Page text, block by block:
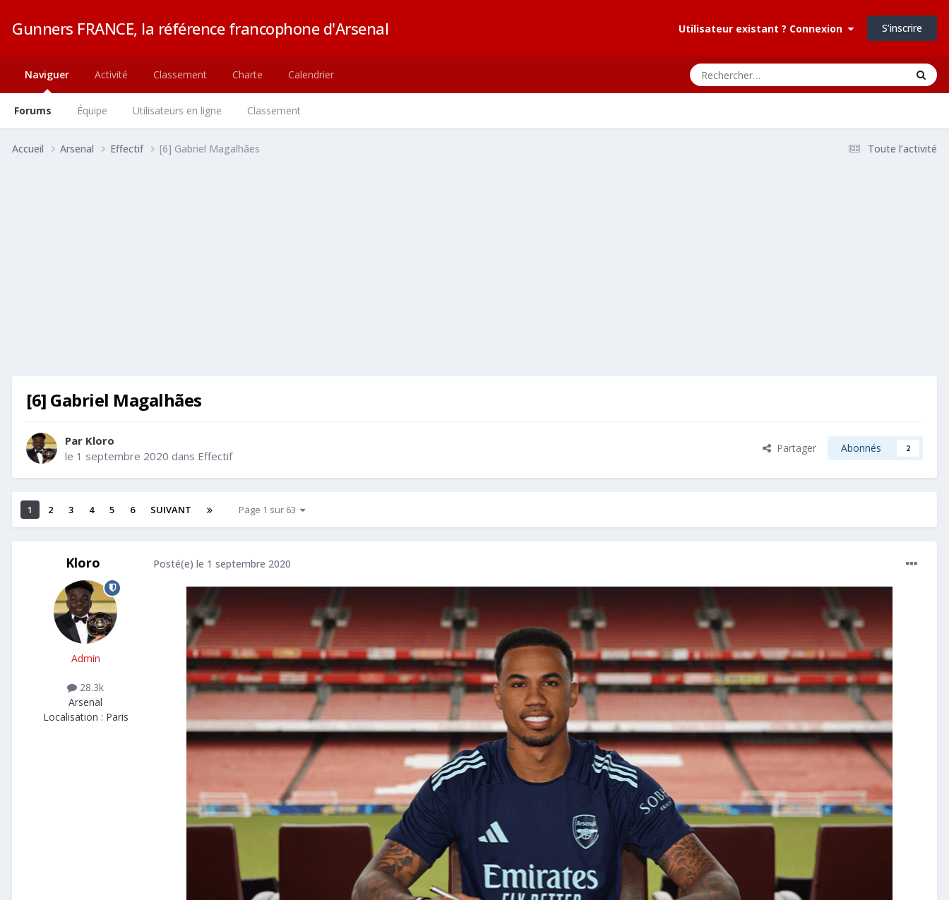
Gunners FRANCE, la référence francophone d'Arsenal Utilisateur existant ? Connexion S’inscrire
Naviguer
Forums Équipe Utilisateurs en ligne Classement
Activité Classement Charte Calendrier
Toute l’activité
Accueil Arsenal Effectif [6] Gabriel Magalhães
[6] Gabriel Magalhães
Par Kloro
le 1 septembre 2020 dans Effectif
Partager Abonnés 2
1 2 3 4 5 6 SUIVANT Page 1 sur 63
Kloro
Admin
28.3k
Arsenal
Localisation : Paris
Posté(e) le 1 septembre 2020